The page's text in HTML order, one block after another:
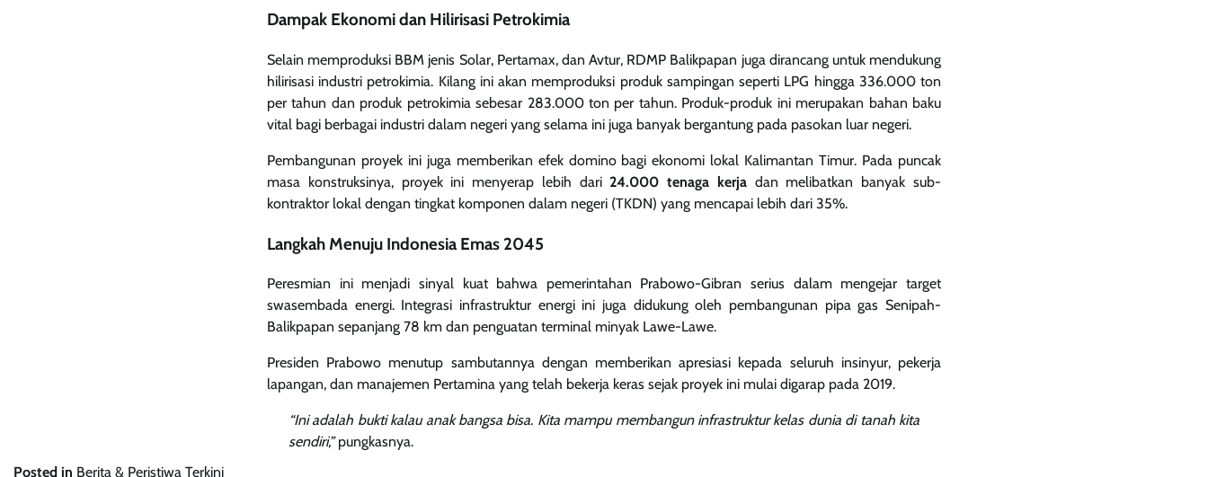
Dampak Ekonomi dan Hilirisasi Petrokimia
Selain memproduksi BBM jenis Solar, Pertamax, dan Avtur, RDMP Balikpapan juga dirancang untuk mendukung
hilirisasi industri petrokimia. Kilang ini akan memproduksi produk sampingan seperti LPG hingga 336.000 ton
per tahun dan produk petrokimia sebesar 283.000 ton per tahun. Produk-produk ini merupakan bahan baku
vital bagi berbagai industri dalam negeri yang selama ini juga banyak bergantung pada pasokan luar negeri.
Pembangunan proyek ini juga memberikan efek domino bagi ekonomi lokal Kalimantan Timur. Pada puncak
masa konstruksinya, proyek ini menyerap lebih dari 24.000 tenaga kerjadan melibatkan banyak sub-
kontraktor lokal dengan tingkat komponen dalam negeri (TKDN) yang mencapai lebih dari 35%.
Langkah Menuju Indonesia Emas 2045
Peresmian ini menjadi sinyal kuat bahwa pemerintahan Prabowo-Gibran serius dalam mengejar target
swasembada energi. Integrasi infrastruktur energi ini juga didukung oleh pembangunan pipa gas Senipah-
Balikpapan sepanjang 78 km dan penguatan terminal minyak Lawe-Lawe.
Presiden Prabowo menutup sambutannya dengan memberikan apresiasi kepada seluruh insinyur, pekerja
lapangan, dan manajemen Pertamina yang telah bekerja keras sejak proyek ini mulai digarap pada 2019.
“Ini adalah bukti kalau anak bangsa bisa. Kita mampu membangun infrastruktur kelas dunia di tanah kita
sendiri,”pungkasnya.
Posted in Berita & Peristiwa Terkini